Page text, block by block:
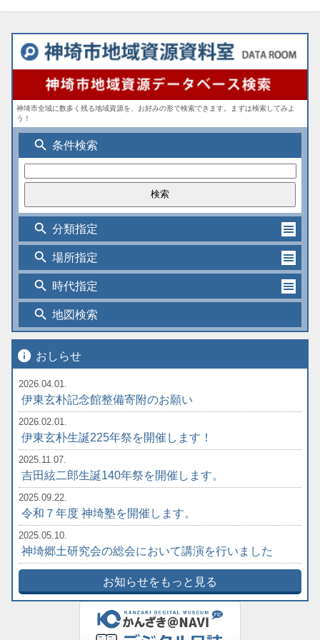
神埼市全域に数多く残る地域資源を、お好みの形で検索できます。まずは検索してみよ
う！
search 条件検索
search 分類指定
search 場所指定
search 時代指定
search 地図検索
info おしらせ
2026.04.01.
伊東玄朴記念館整備寄附のお願い
2026.02.01.
伊東玄朴生誕225年祭を開催します！
2025.11.07.
吉田絃二郎生誕140年祭を開催します。
2025.09.22.
令和７年度 神埼塾を開催します。
2025.05.10.
神埼郷土研究会の総会において講演を行いました
お知らせをもっと見る